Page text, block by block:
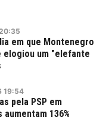
em que Montenegro
elogiou um "elefante
19:54
pela PSP em
136%